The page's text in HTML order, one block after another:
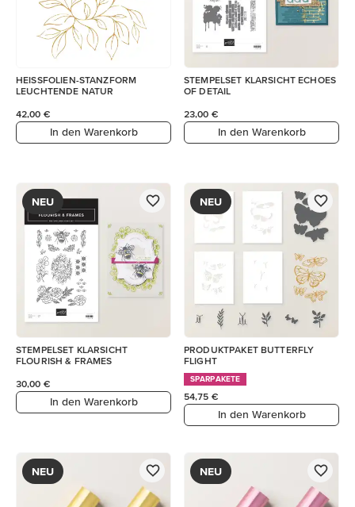
HEISSFOLIEN-STANZFORM
LEUCHTENDE NATUR
42,00 €
In den Warenkorb
STEMPELSET KLARSICHT ECHOES
OF DETAIL
23,00 €
In den Warenkorb
NEU
STEMPELSET KLARSICHT
FLOURISH & FRAMES
30,00 €
In den Warenkorb
NEU
PRODUKTPAKET BUTTERFLY
FLIGHT
SPARPAKETE
54,75 €
In den Warenkorb
NEU NEU